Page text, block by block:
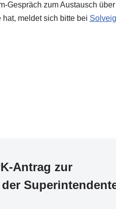
Gespräch zum Austausch
meldet sich bitte bei
Antrag zur